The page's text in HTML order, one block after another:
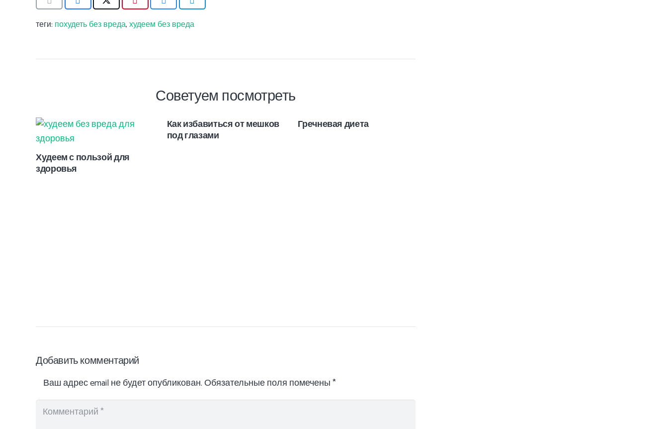
теги: похудеть без вреда,худеем без вреда
Советуем посмотреть
Худеем с пользой для
здоровья
Как избавиться от мешков
под глазами
Гречневая диета
Добавить комментарий
Ваш адрес email не будет опубликован. Обязательные поля помечены*